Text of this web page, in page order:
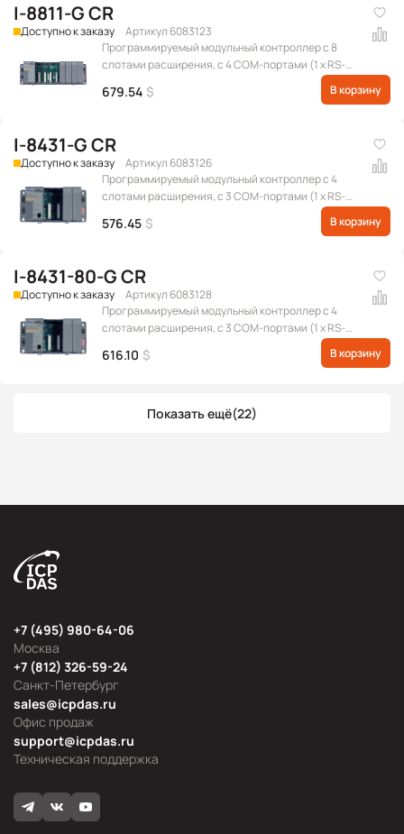
I-8811-G CR
Доступно к заказу
Артикул 6083123
Программируемый модульный контроллер с 8
слотами расширения, с 4 COM-портами (1 x RS-
232 для обновления прошивки, 1 x RS-485, 1 x RS-
232/RS-485, 1 x RS-232), серого цвета
679.54 $ В корзину
I-8431-G CR
Доступно к заказу
Артикул 6083126
Программируемый модульный контроллер с 4
слотами расширения, с 3 COM-портами (1 x RS-
232 для обновления прошивки, 1 x RS-232/RS-485, 1
x RS-232) и портом Ethernet, серого цвета
576.45 $ В корзину
I-8431-80-G CR
Доступно к заказу
Артикул 6083128
Программируемый модульный контроллер с 4
слотами расширения, с 3 COM-портами (1 x RS-
232 для обновления прошивки, 1 x RS-232/RS-485, 1
x RS-232) и портом Ethernet, с частотой
616.10 $ В корзину
Показать ещё(22)
Москва
+7 (495) 980-64-06
Офис продаж
sales@icpdas.ru
Санкт-Петербург
+7 (812) 326-59-24
Техническая поддержка
support@icpdas.ru